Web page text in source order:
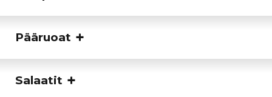
Pääruoat
Salaatit